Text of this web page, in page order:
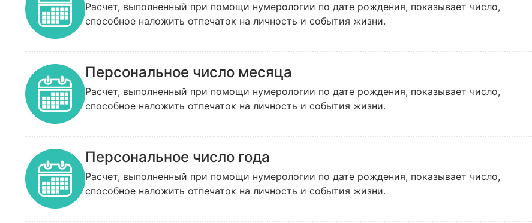
Расчет, выполненный при помощи нумерологии по дате рождения, показывает число,
способное наложить отпечаток на личность и события жизни.
Персональное число месяца
Расчет, выполненный при помощи нумерологии по дате рождения, показывает число,
способное наложить отпечаток на личность и события жизни.
Персональное число года
Расчет, выполненный при помощи нумерологии по дате рождения, показывает число,
способное наложить отпечаток на личность и события жизни.